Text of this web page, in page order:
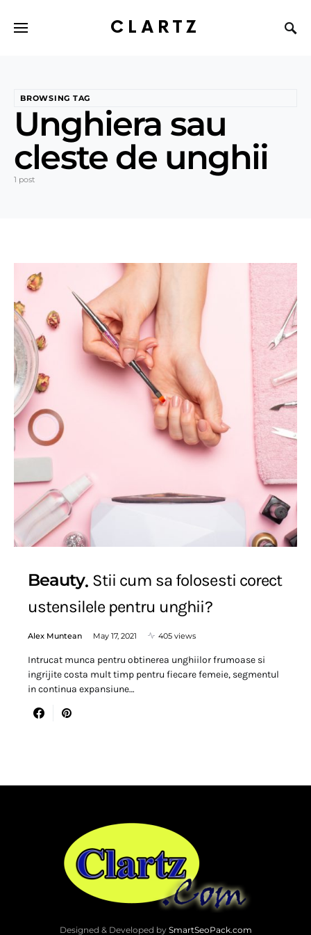
CLARTZ
BROWSING TAG
Unghiera sau
cleste de unghii
1 post
Beauty Stii cum sa folosesti corect
ustensilele pentru unghii?
Alex Muntean May 17, 2021 405 views
Intrucat munca pentru obtinerea unghiilor frumoase si
ingrijite costa mult timp pentru fiecare femeie, segmentul
in continua expansiune…
Designed & Developed by SmartSeoPack.com